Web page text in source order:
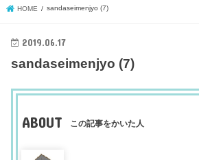
HOME sandaseimenjyo (7)
2019.06.17
sandaseimenjyo (7)
ABOUT この記事をかいた人